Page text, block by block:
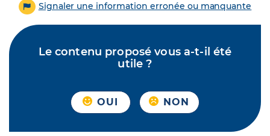
Signaler une information erronée ou manquante
Le contenu proposé vous a-t-il été
utile ?
OUI NON